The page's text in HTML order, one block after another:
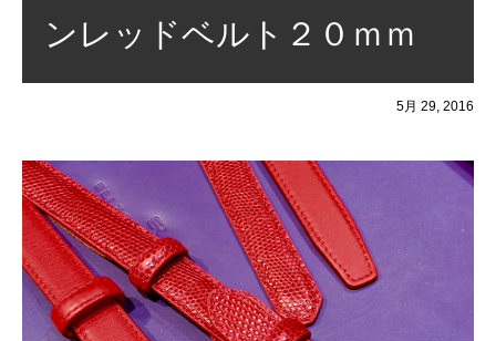
ンレッドベルト２０ｍｍ
5月 29, 2016